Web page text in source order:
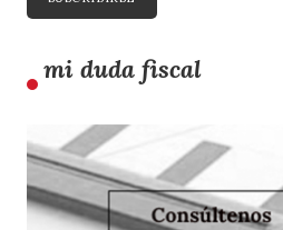
mi duda fiscal